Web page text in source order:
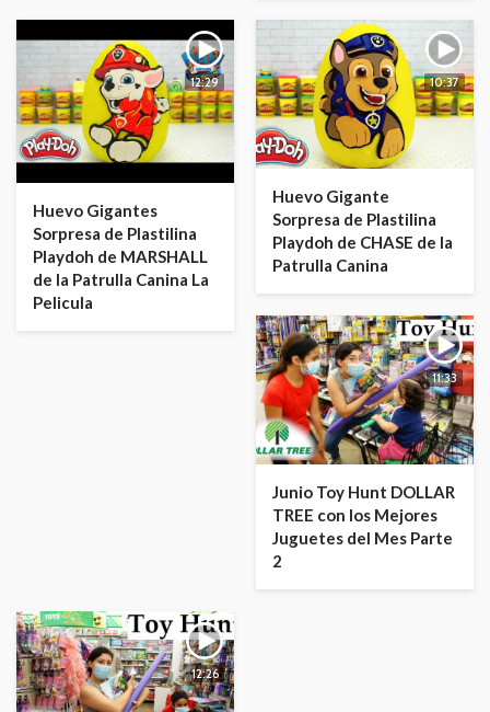
12:29
Huevo Gigantes
Sorpresa de Plastilina
Playdoh de MARSHALL
de la Patrulla Canina La
Pelicula
10:37
Huevo Gigante
Sorpresa de Plastilina
Playdoh de CHASE de la
Patrulla Canina
11:33
Junio Toy Hunt DOLLAR
TREE con los Mejores
Juguetes del Mes Parte
2
12:26